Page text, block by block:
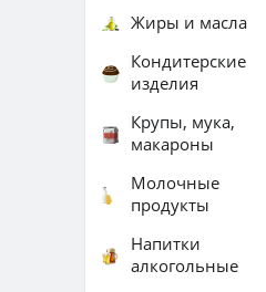
Жиры и масла
Кондитерские
изделия
Крупы, мука,
макароны
Молочные
продукты
Напитки
алкогольные